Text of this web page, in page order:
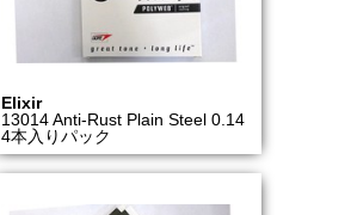
Elixir
13014 Anti-Rust Plain Steel 0.14
4本入りパック